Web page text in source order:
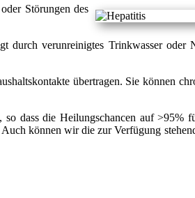
Störungen des
durch verunreinigtes Trinkwasser oder
übertragen. Sie können
dass die Heilungschancen auf >95%
können wir die zur Verfügung